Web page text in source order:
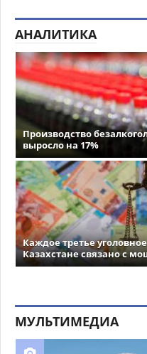
АНАЛИТИКА
Производство
выросло на 17%
Каждое третье
Казахстане связано с
МУЛЬТИМЕДИА